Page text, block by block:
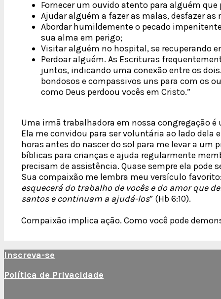
Fornecer um ouvido atento para alguém
Ajudar alguém a fazer as malas, desfazer
Abordar humildemente o pecado
sua alma em perigo;
Visitar alguém no hospital, se recuperando
Perdoar alguém. As Escrituras
juntos, indicando uma conexão entre os
bondosos e compassivos uns para com os
como Deus perdoou vocês em Cristo.”
Uma irmã trabalhadora em nossa congregação
Ela me convidou para ser voluntária ao lado dela
horas antes do nascer do sol para me levar a
bíblicas para crianças e ajuda regularmente
precisam de assistência. Quase sempre ela pode
Sua compaixão me lembra meu versículo
esquecerá do trabalho de vocês e do amor que
santos e continuam a ajudá-los” (Hb 6:10).
Compaixão implica ação. Como você pode
Inscreva-se
Política de Privacidade